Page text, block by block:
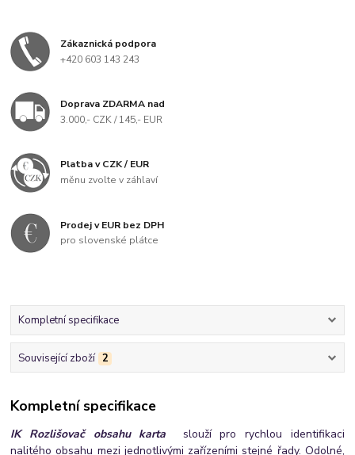
Zákaznická podpora
+420 603 143 243
Doprava ZDARMA nad
3.000,- CZK / 145,- EUR
Platba v CZK / EUR
měnu zvolte v záhlaví
Prodej v EUR bez DPH
pro slovenské plátce
Kompletní specifikace
Související zboží 2
Kompletní specifikace
IK Rozlišovač obsahu karta slouží pro rychlou identifikaci
nalitého obsahu mezi jednotlivými zařízeními stejné řady. Odolné,